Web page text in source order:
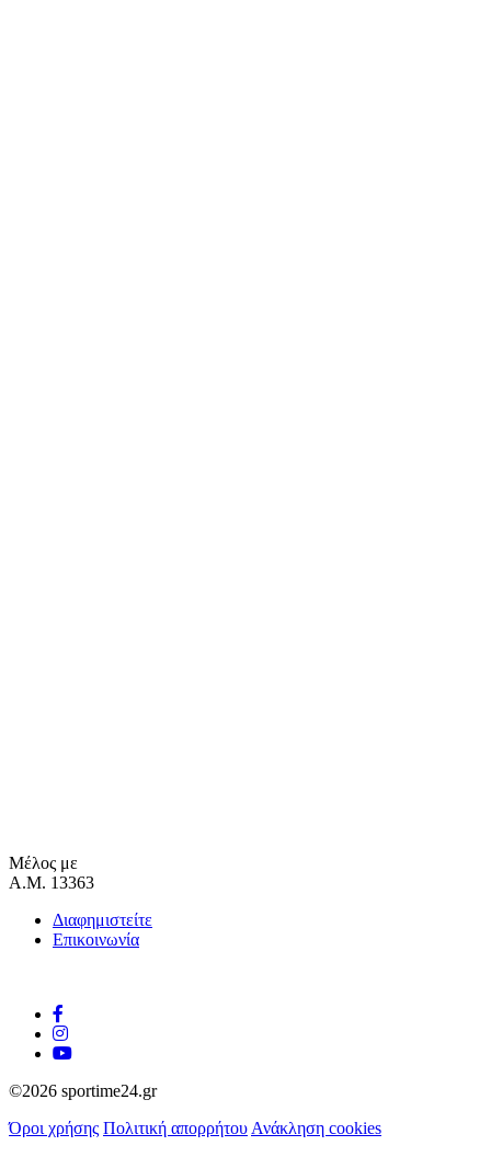
Μέλος με
Α.Μ. 13363
Διαφημιστείτε
Επικοινωνία
©2026 sportime24.gr
Όροι χρήσης Πολιτική απορρήτου Ανάκληση cookies